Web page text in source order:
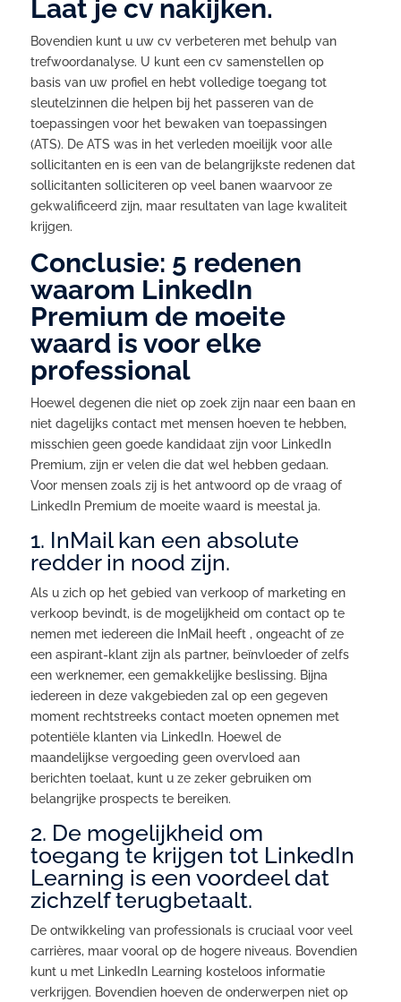
Laat je cv nakijken.
Bovendien kunt u uw cv verbeteren met behulp van
trefwoordanalyse. U kunt een cv samenstellen op
basis van uw profiel en hebt volledige toegang tot
sleutelzinnen die helpen bij het passeren van de
toepassingen voor het bewaken van toepassingen
(ATS). De ATS was in het verleden moeilijk voor alle
sollicitanten en is een van de belangrijkste redenen dat
sollicitanten solliciteren op veel banen waarvoor ze
gekwalificeerd zijn, maar resultaten van lage kwaliteit
krijgen.
Conclusie: 5 redenen
waarom LinkedIn
Premium de moeite
waard is voor elke
professional
Hoewel degenen die niet op zoek zijn naar een baan en
niet dagelijks contact met mensen hoeven te hebben,
misschien geen goede kandidaat zijn voor LinkedIn
Premium, zijn er velen die dat wel hebben gedaan.
Voor mensen zoals zij is het antwoord op de vraag of
LinkedIn Premium de moeite waard is meestal ja.
1. InMail kan een absolute
redder in nood zijn.
Als u zich op het gebied van verkoop of marketing en
verkoop bevindt, is de mogelijkheid om contact op te
nemen met iedereen die InMail heeft , ongeacht of ze
een aspirant-klant zijn als partner, beïnvloeder of zelfs
een werknemer, een gemakkelijke beslissing. Bijna
iedereen in deze vakgebieden zal op een gegeven
moment rechtstreeks contact moeten opnemen met
potentiële klanten via LinkedIn. Hoewel de
maandelijkse vergoeding geen overvloed aan
berichten toelaat, kunt u ze zeker gebruiken om
belangrijke prospects te bereiken.
2. De mogelijkheid om
toegang te krijgen tot LinkedIn
Learning is een voordeel dat
zichzelf terugbetaalt.
De ontwikkeling van professionals is cruciaal voor veel
carrières, maar vooral op de hogere niveaus. Bovendien
kunt u met LinkedIn Learning kosteloos informatie
verkrijgen. Bovendien hoeven de onderwerpen niet op